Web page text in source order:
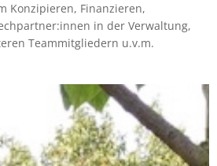
Konzipieren, Finanzieren,
in der Verwaltung,
Teammitgliedern u.v.m.